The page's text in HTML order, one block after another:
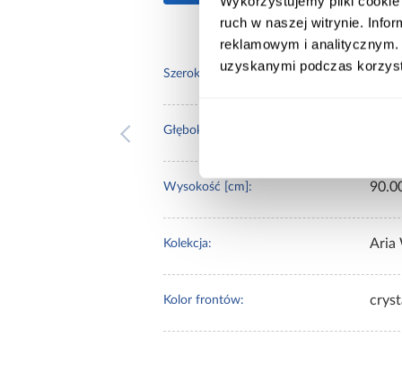
ruch w naszej witrynie.
reklamowym i
uzyskanymi podczas
Szerokość [cm]:
Głębokość [cm]:
Wysokość [cm]:
Kolekcja: Aria
Kolor frontów: